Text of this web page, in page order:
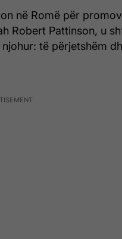
në Romë për
Robert Pattinson, u
të përjetshëm